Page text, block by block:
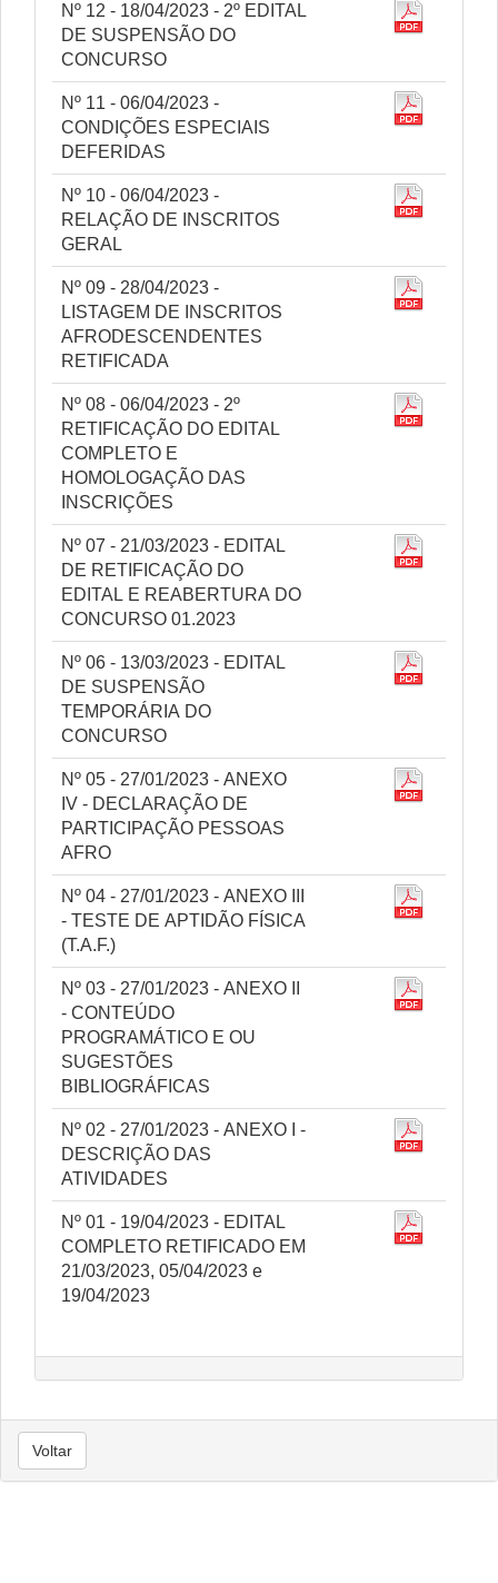
Nº 12 - 18/04/2023 - 2º EDITAL
DE SUSPENSÃO DO
CONCURSO
Nº 11 - 06/04/2023 -
CONDIÇÕES ESPECIAIS
DEFERIDAS
Nº 10 - 06/04/2023 -
RELAÇÃO DE INSCRITOS
GERAL
Nº 09 - 28/04/2023 -
LISTAGEM DE INSCRITOS
AFRODESCENDENTES
RETIFICADA
Nº 08 - 06/04/2023 - 2º
RETIFICAÇÃO DO EDITAL
COMPLETO E
HOMOLOGAÇÃO DAS
INSCRIÇÕES
Nº 07 - 21/03/2023 - EDITAL
DE RETIFICAÇÃO DO
EDITAL E REABERTURA DO
CONCURSO 01.2023
Nº 06 - 13/03/2023 - EDITAL
DE SUSPENSÃO
TEMPORÁRIA DO
CONCURSO
Nº 05 - 27/01/2023 - ANEXO
IV - DECLARAÇÃO DE
PARTICIPAÇÃO PESSOAS
AFRO
Nº 04 - 27/01/2023 - ANEXO III
- TESTE DE APTIDÃO FÍSICA
(T.A.F.)
Nº 03 - 27/01/2023 - ANEXO II
- CONTEÚDO
PROGRAMÁTICO E OU
SUGESTÕES
BIBLIOGRÁFICAS
Nº 02 - 27/01/2023 - ANEXO I -
DESCRIÇÃO DAS
ATIVIDADES
Nº 01 - 19/04/2023 - EDITAL
COMPLETO RETIFICADO EM
21/03/2023, 05/04/2023 e
19/04/2023
Voltar